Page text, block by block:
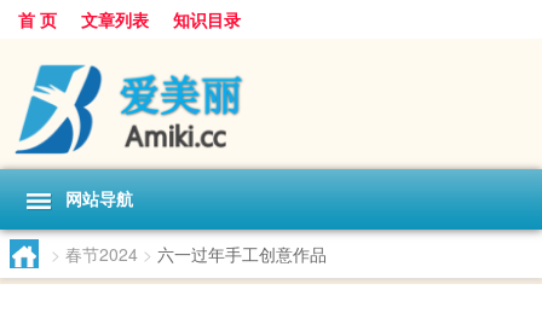
首 页 文章列表 知识目录
网站导航
> 春节2024 > 六一过年手工创意作品